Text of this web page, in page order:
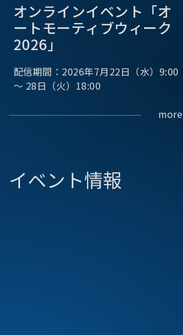
オンラインイベント「オ
ートモーティブウィーク
2026」
配信期間：2026年7月22日（水）9:00
～ 28日（火）18:00
more
イベント情報